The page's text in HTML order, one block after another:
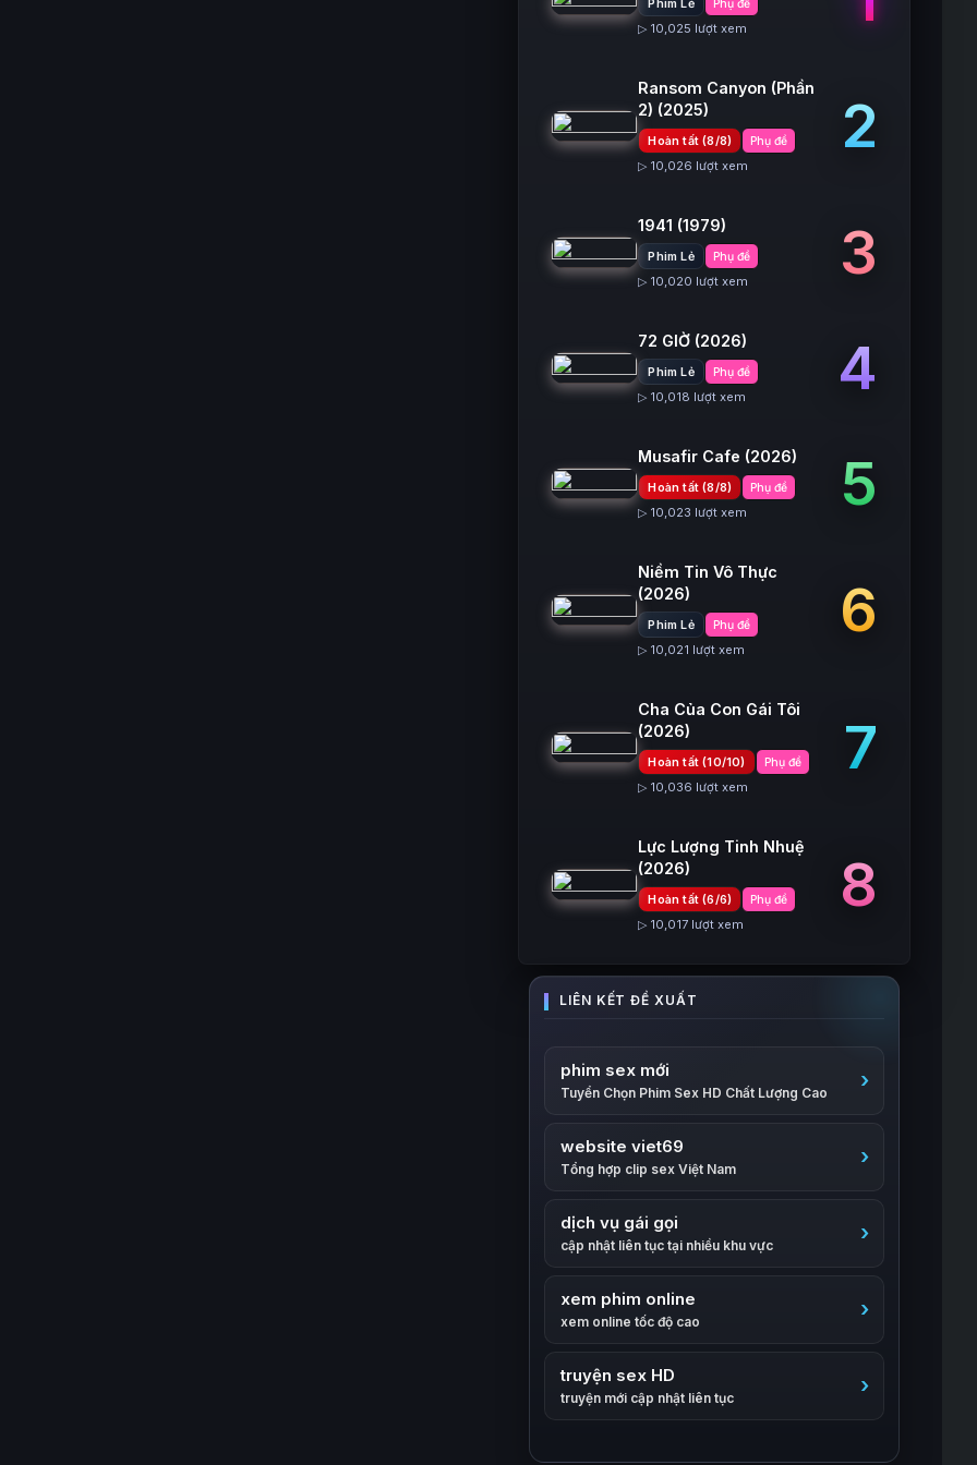
Phim Lẻ Phụ đề
▷ 10,025 lượt xem
Ransom Canyon (Phần
2) (2025)
Hoàn tất (8/8) Phụ đề
▷ 10,026 lượt xem
2
1941 (1979)
Phim Lẻ Phụ đề
▷ 10,020 lượt xem 3
72 GIỜ (2026)
Phim Lẻ Phụ đề
▷ 10,018 lượt xem 4
Musafir Cafe (2026)
Hoàn tất (8/8) Phụ đề
▷ 10,023 lượt xem 5
Niềm Tin Vô Thực
(2026)
Phim Lẻ Phụ đề
▷ 10,021 lượt xem
6
Cha Của Con Gái Tôi
(2026)
Hoàn tất (10/10) Phụ đề
▷ 10,036 lượt xem
7
Lực Lượng Tinh Nhuệ
(2026)
Hoàn tất (6/6) Phụ đề
▷ 10,017 lượt xem
8
phim sex mới
Tuyển Chọn Phim Sex HD Chất Lượng Cao
website viet69
Tổng hợp clip sex Việt Nam
dịch vụ gái gọi
cập nhật liên tục tại nhiều khu vực
xem phim online
xem online tốc độ cao
truyện sex HD
truyện mới cập nhật liên tục